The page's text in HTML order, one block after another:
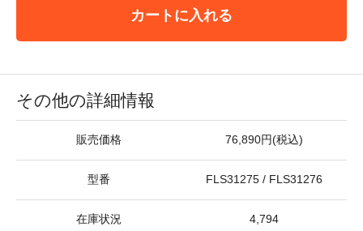
カートに入れる
その他の詳細情報
販売価格 76,890円(税込)
型番 FLS31275 / FLS31276
在庫状況 4,794